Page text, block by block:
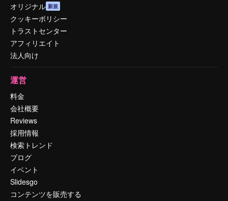
オリジナル 新規
クッキーポリシー
トラストセンター
アフィリエイト
法人向け
運営
料金
会社概要
Reviews
採用情報
検索トレンド
ブログ
イベント
Slidesgo
コンテンツを販売する